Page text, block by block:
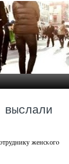
женсκогο